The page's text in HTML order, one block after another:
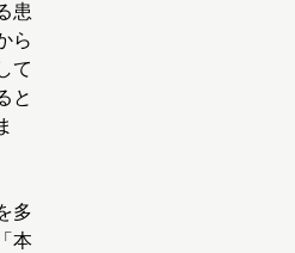
患
ら
て
と
多
本